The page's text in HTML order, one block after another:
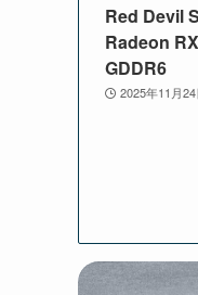
Red Devil
Radeon
GDDR6
2025年11月24